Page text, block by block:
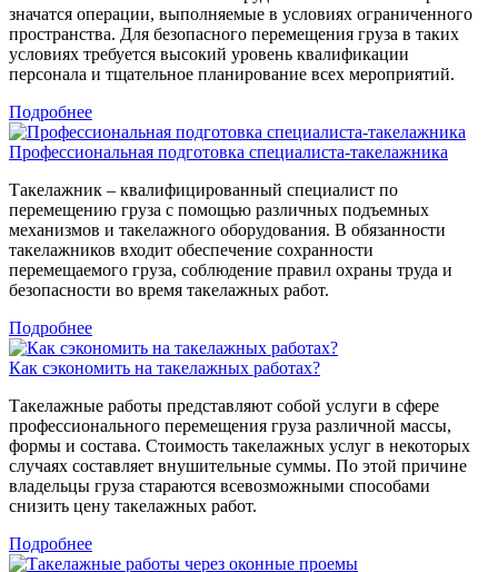
значатся операции, выполняемые в условиях ограниченного
пространства. Для безопасного перемещения груза в таких
условиях требуется высокий уровень квалификации
персонала и тщательное планирование всех мероприятий.
Подробнее
Профессиональная подготовка специалиста-такелажника
Такелажник – квалифицированный специалист по
перемещению груза с помощью различных подъемных
механизмов и такелажного оборудования. В обязанности
такелажников входит обеспечение сохранности
перемещаемого груза, соблюдение правил охраны труда и
безопасности во время такелажных работ.
Подробнее
Как сэкономить на такелажных работах?
Такелажные работы представляют собой услуги в сфере
профессионального перемещения груза различной массы,
формы и состава. Стоимость такелажных услуг в некоторых
случаях составляет внушительные суммы. По этой причине
владельцы груза стараются всевозможными способами
снизить цену такелажных работ.
Подробнее